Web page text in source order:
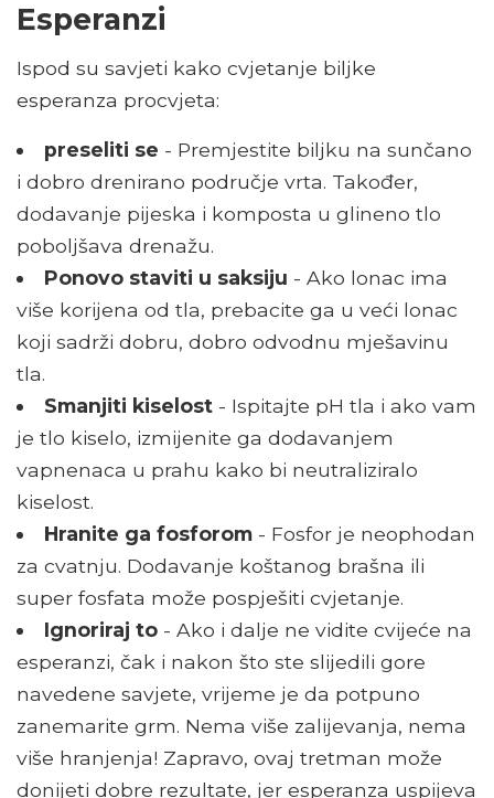
Esperanzi
Ispod su savjeti kako cvjetanje biljke
esperanza procvjeta:
preseliti se - Premjestite biljku na sunčano
i dobro drenirano područje vrta. Također,
dodavanje pijeska i komposta u glineno tlo
poboljšava drenažu.
Ponovo staviti u saksiju - Ako lonac ima
više korijena od tla, prebacite ga u veći lonac
koji sadrži dobru, dobro odvodnu mješavinu
tla.
Smanjiti kiselost- Ispitajte pH tla i ako vam
je tlo kiselo, izmijenite ga dodavanjem
vapnenaca u prahu kako bi neutraliziralo
kiselost.
Hranite ga fosforom- Fosfor je neophodan
za cvatnju. Dodavanje koštanog brašna ili
super fosfata može pospješiti cvjetanje.
Ignoriraj to- Ako i dalje ne vidite cvijeće na
esperanzi, čak i nakon što ste slijedili gore
navedene savjete, vrijeme je da potpuno
zanemarite grm. Nema više zalijevanja, nema
više hranjenja! Zapravo, ovaj tretman može
donijeti dobre rezultate, jer esperanza uspijeva